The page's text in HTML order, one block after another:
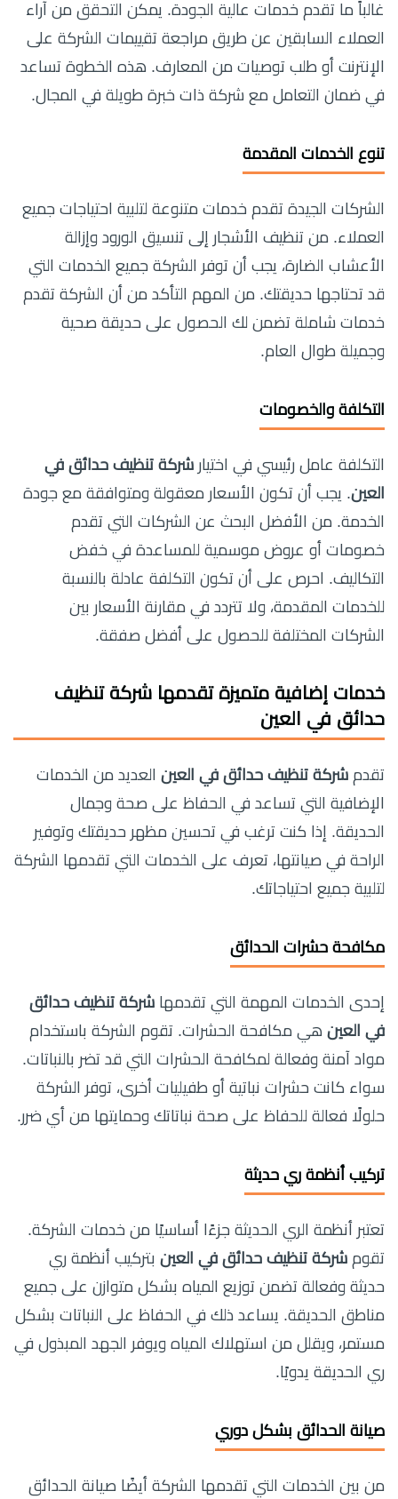
غالباً ما تقدم خدمات عالية الجودة. يمكن التحقق من آراء
العملاء السابقين عن طريق مراجعة تقييمات الشركة على
الإنترنت أو طلب توصيات من المعارف. هذه الخطوة تساعد
في ضمان التعامل مع شركة ذات خبرة طويلة في المجال.
تنوع الخدمات المقدمة
الشركات الجيدة تقدم خدمات متنوعة لتلبية احتياجات جميع
العملاء. من تنظيف الأشجار إلى تنسيق الورود وإزالة
الأعشاب الضارة، يجب أن توفر الشركة جميع الخدمات التي
قد تحتاجها حديقتك. من المهم التأكد من أن الشركة تقدم
خدمات شاملة تضمن لك الحصول على حديقة صحية
وجميلة طوال العام.
التكلفة والخصومات
التكلفة عامل رئيسي في اختيار شركة تنظيف حدائق في
العين. يجب أن تكون الأسعار معقولة ومتوافقة مع جودة
الخدمة. من الأفضل البحث عن الشركات التي تقدم
خصومات أو عروض موسمية للمساعدة في خفض
التكاليف. احرص على أن تكون التكلفة عادلة بالنسبة
للخدمات المقدمة، ولا تتردد في مقارنة الأسعار بين
الشركات المختلفة للحصول على أفضل صفقة.
خدمات إضافية متميزة تقدمها شركة تنظيف
حدائق في العين
تقدم شركة تنظيف حدائق في العين العديد من الخدمات
الإضافية التي تساعد في الحفاظ على صحة وجمال
الحديقة. إذا كنت ترغب في تحسين مظهر حديقتك وتوفير
الراحة في صيانتها، تعرف على الخدمات التي تقدمها الشركة
لتلبية جميع احتياجاتك.
مكافحة حشرات الحدائق
إحدى الخدمات المهمة التي تقدمها شركة تنظيف حدائق
في العين هي مكافحة الحشرات. تقوم الشركة باستخدام
مواد آمنة وفعالة لمكافحة الحشرات التي قد تضر بالنباتات.
سواء كانت حشرات نباتية أو طفيليات أخرى، توفر الشركة
حلولًا فعالة للحفاظ على صحة نباتاتك وحمايتها من أي ضرر.
تركيب أنظمة ري حديثة
تعتبر أنظمة الري الحديثة جزءًا أساسيًا من خدمات الشركة.
تقوم شركة تنظيف حدائق في العين بتركيب أنظمة ري
حديثة وفعالة تضمن توزيع المياه بشكل متوازن على جميع
مناطق الحديقة. يساعد ذلك في الحفاظ على النباتات بشكل
مستمر، ويقلل من استهلاك المياه ويوفر الجهد المبذول في
ري الحديقة يدويًا.
صيانة الحدائق بشكل دوري
من بين الخدمات التي تقدمها الشركة أيضًا صيانة الحدائق